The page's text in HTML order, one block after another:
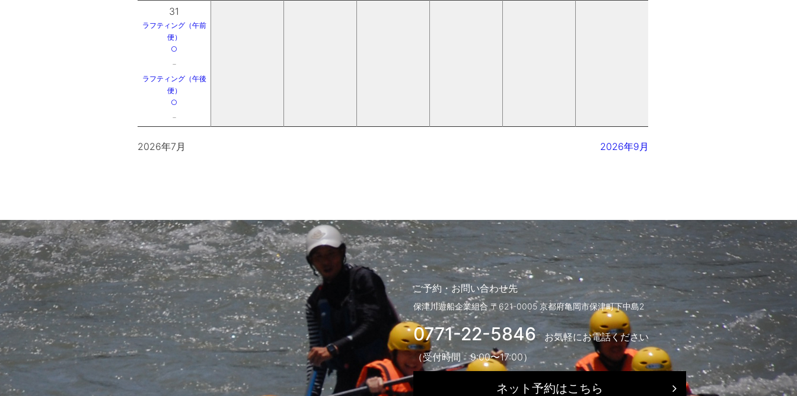
31
ラフティング（午前
便）
○
－
ラフティング（午後
便）
○
－
2026年7月 2026年9月
ご予約・お問い合わせ先
保津川遊船企業組合 〒621-0005 京都府亀岡市保津町下中島2
0771-22-5846
お気軽にお電話ください
（受付時間 9:00〜17:00）
ネット予約はこちら